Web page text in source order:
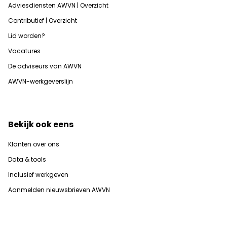
Adviesdiensten AWVN | Overzicht
Contributief | Overzicht
Lid worden?
Vacatures
De adviseurs van AWVN
AWVN-werkgeverslijn
Bekijk ook eens
Klanten over ons
Data & tools
Inclusief werkgeven
Aanmelden nieuwsbrieven AWVN